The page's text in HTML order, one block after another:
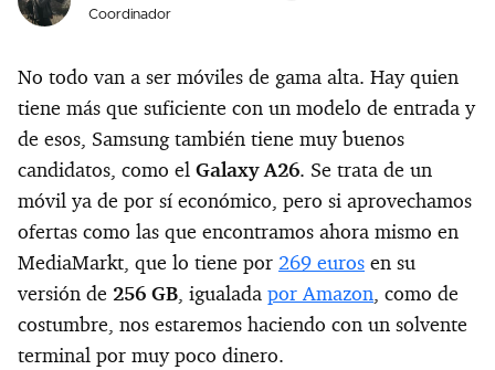
Coordinador
No todo van a ser móviles de gama alta. Hay quien
tiene más que suficiente con un modelo de entrada y
de esos, Samsung también tiene muy buenos
candidatos, como el Galaxy A26. Se trata de un
móvil ya de por sí económico, pero si aprovechamos
ofertas como las que encontramos ahora mismo en
MediaMarkt, que lo tiene por 269 euros en su
versión de 256 GB, igualada por Amazon, como de
costumbre, nos estaremos haciendo con un solvente
terminal por muy poco dinero.